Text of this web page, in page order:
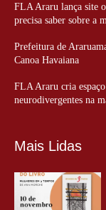
FLA Araru lança site
precisa saber sobre a
Prefeitura de
Canoa Havaiana
FLA Araru cria
neurodivergentes na
Mais Lidas